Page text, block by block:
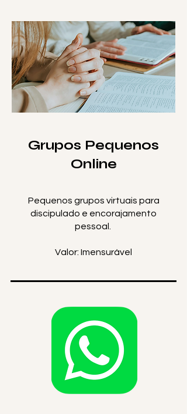
Grupos Pequenos
Online
Pequenos grupos virtuais para
discipulado e encorajamento
pessoal.
Valor: Imensurável